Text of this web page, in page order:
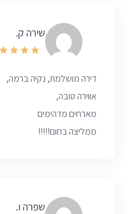
שירה ק.
דירה מושלמת, נקיה ברמה,
אווירה טובה,
מארחים מדהימים
ממליצה בחום!!!!!
שפרה ו.